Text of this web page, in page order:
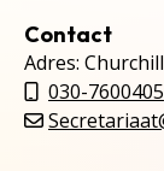
Contact
Adres:
030-7600405